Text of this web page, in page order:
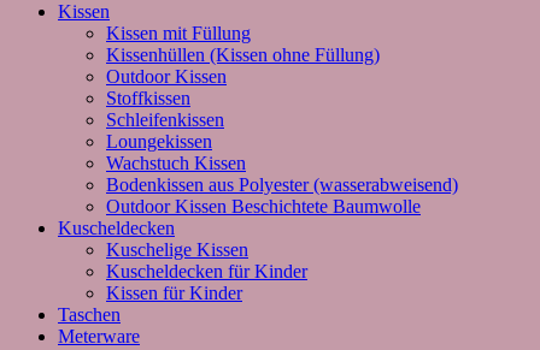
Kissen
Kissen mit Füllung
Kissenhüllen (Kissen ohne Füllung)
Outdoor Kissen
Stoffkissen
Schleifenkissen
Loungekissen
Wachstuch Kissen
Bodenkissen aus Polyester (wasserabweisend)
Outdoor Kissen Beschichtete Baumwolle
Kuscheldecken
Kuschelige Kissen
Kuscheldecken für Kinder
Kissen für Kinder
Taschen
Meterware